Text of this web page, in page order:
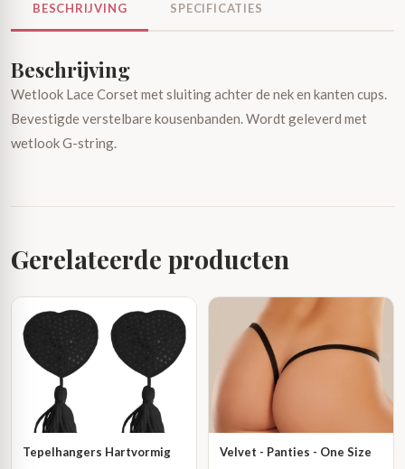
BESCHRIJVING SPECIFICATIES
Beschrijving
Wetlook Lace Corset met sluiting achter de nek en kanten cups.
Bevestigde verstelbare kousenbanden. Wordt geleverd met
wetlook G-string.
Gerelateerde producten
Tepelhangers Hartvormig Velvet - Panties - One Size